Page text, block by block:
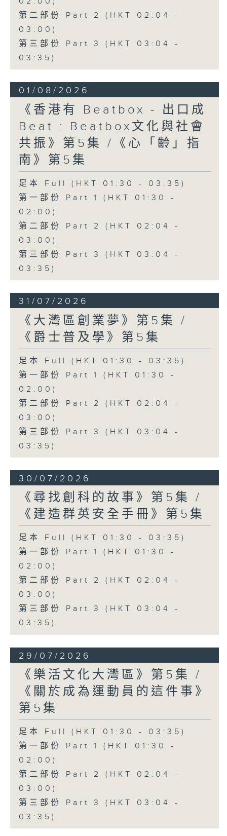
第二部份 Part 2 (HKT 02:04 -
03:00)
第三部份 Part 3 (HKT 03:04 -
03:35)
01/08/2026
《香港有 Beatbox - 出口成
Beat : Beatbox文化與社會
共振》第5集 /《心「齡」指
南》第5集
足本 Full (HKT 01:30 - 03:35)
第一部份 Part 1 (HKT 01:30 -
02:00)
第二部份 Part 2 (HKT 02:04 -
03:00)
第三部份 Part 3 (HKT 03:04 -
03:35)
31/07/2026
《大灣區創業夢》第5集 /
《爵士普及學》第5集
足本 Full (HKT 01:30 - 03:35)
第一部份 Part 1 (HKT 01:30 -
02:00)
第二部份 Part 2 (HKT 02:04 -
03:00)
第三部份 Part 3 (HKT 03:04 -
03:35)
30/07/2026
《尋找創科的故事》第5集 /
《建造群英安全手冊》第5集
足本 Full (HKT 01:30 - 03:35)
第一部份 Part 1 (HKT 01:30 -
02:00)
第二部份 Part 2 (HKT 02:04 -
03:00)
第三部份 Part 3 (HKT 03:04 -
03:35)
29/07/2026
《樂活文化大灣區》第5集 /
《關於成為運動員的這件事》
第5集
足本 Full (HKT 01:30 - 03:35)
第一部份 Part 1 (HKT 01:30 -
02:00)
第二部份 Part 2 (HKT 02:04 -
03:00)
第三部份 Part 3 (HKT 03:04 -
03:35)